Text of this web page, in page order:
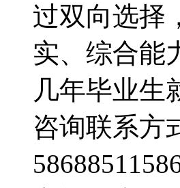
过双向选择
实、综合能
几年毕业
咨询联系